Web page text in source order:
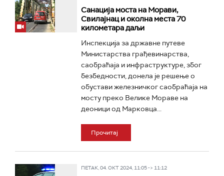
Санација моста на Морави,
Свилајнац и околна места 70
километара даљи
Инспекција за државне путеве
Министарства грађевинарства,
саобраћаја и инфраструктуре, због
безбедности, донела је решење о
обустави железничког саобраћаја на
мосту преко Велике Мораве на
деоници од Марковца...
Прочитај
ПЕТАК, 04. ОКТ 2024, 11:05 -> 11:12